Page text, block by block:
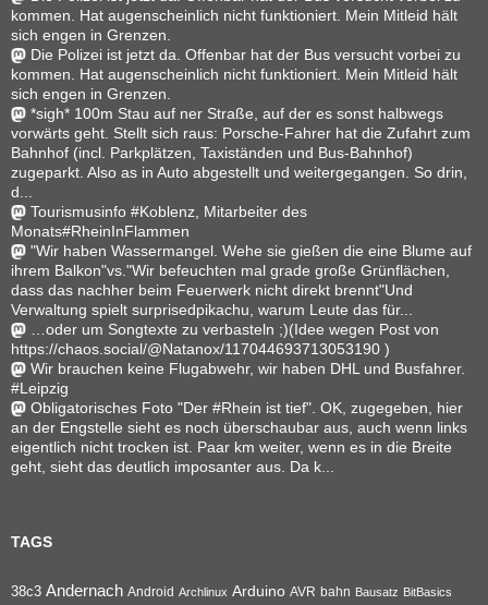
kommen. Hat augenscheinlich nicht funktioniert. Mein Mitleid hält
sich engen in Grenzen.
Die Polizei ist jetzt da. Offenbar hat der Bus versucht vorbei zu
kommen. Hat augenscheinlich nicht funktioniert. Mein Mitleid hält
sich engen in Grenzen.
*sigh* 100m Stau auf ner Straße, auf der es sonst halbwegs
vorwärts geht. Stellt sich raus: Porsche-Fahrer hat die Zufahrt zum
Bahnhof (incl. Parkplätzen, Taxiständen und Bus-Bahnhof)
zugeparkt. Also as in Auto abgestellt und weitergegangen. So drin,
d...
Tourismusinfo #Koblenz, Mitarbeiter des
Monats#RheinInFlammen
"Wir haben Wassermangel. Wehe sie gießen die eine Blume auf
ihrem Balkon"vs."Wir befeuchten mal grade große Grünflächen,
dass das nachher beim Feuerwerk nicht direkt brennt"Und
Verwaltung spielt surprisedpikachu, warum Leute das für...
…oder um Songtexte zu verbasteln ;)(Idee wegen Post von
https://chaos.social/@Natanox/117044693713053190 )
Wir brauchen keine Flugabwehr, wir haben DHL und Busfahrer.
#Leipzig
Obligatorisches Foto "Der #Rhein ist tief". OK, zugegeben, hier
an der Engstelle sieht es noch überschaubar aus, auch wenn links
eigentlich nicht trocken ist. Paar km weiter, wenn es in die Breite
geht, sieht das deutlich imposanter aus. Da k...
TAGS
38c3 Andernach Android Archlinux Arduino AVR bahn Bausatz BitBasics